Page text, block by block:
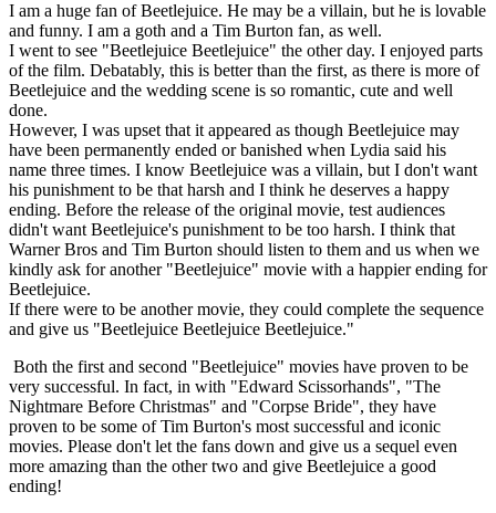
I am a huge fan of Beetlejuice. He may be a villain, but he is lovable
and funny. I am a goth and a Tim Burton fan, as well.
I went to see "Beetlejuice Beetlejuice" the other day. I enjoyed parts
of the film. Debatably, this is better than the first, as there is more of
Beetlejuice and the wedding scene is so romantic, cute and well
done.
However, I was upset that it appeared as though Beetlejuice may
have been permanently ended or banished when Lydia said his
name three times. I know Beetlejuice was a villain, but I don't want
his punishment to be that harsh and I think he deserves a happy
ending. Before the release of the original movie, test audiences
didn't want Beetlejuice's punishment to be too harsh. I think that
Warner Bros and Tim Burton should listen to them and us when we
kindly ask for another "Beetlejuice" movie with a happier ending for
Beetlejuice.
If there were to be another movie, they could complete the sequence
and give us "Beetlejuice Beetlejuice Beetlejuice."
Both the first and second "Beetlejuice" movies have proven to be
very successful. In fact, in with "Edward Scissorhands", "The
Nightmare Before Christmas" and "Corpse Bride", they have
proven to be some of Tim Burton's most successful and iconic
movies. Please don't let the fans down and give us a sequel even
more amazing than the other two and give Beetlejuice a good
ending!